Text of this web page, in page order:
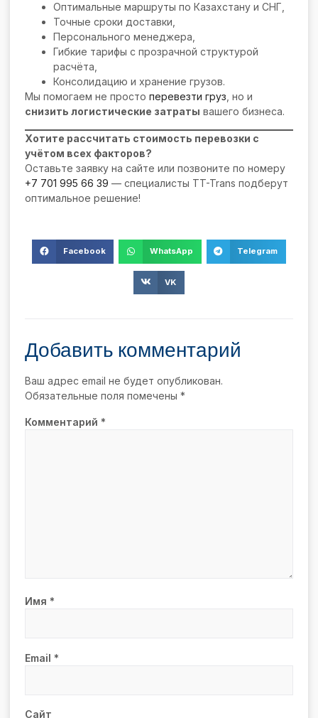
Оптимальные маршруты по Казахстану и СНГ,
Точные сроки доставки,
Персонального менеджера,
Гибкие тарифы с прозрачной структурой
расчёта,
Консолидацию и хранение грузов.
Мы помогаем не просто перевезти груз, но и
снизить логистические затраты вашего бизнеса.
Хотите рассчитать стоимость перевозки с
учётом всех факторов?
Оставьте заявку на сайте или позвоните по номеру
+7 701 995 66 39 — специалисты TT-Trans подберут
оптимальное решение!
Facebook WhatsApp Telegram
VK
Добавить комментарий
Ваш адрес email не будет опубликован.
Обязательные поля помечены *
Комментарий *
Имя *
Email *
Сайт